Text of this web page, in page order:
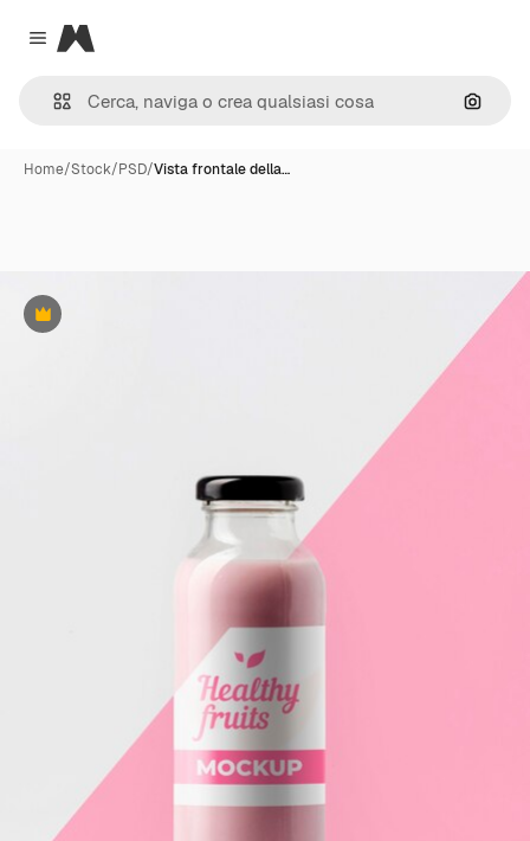
Close menu
Magnific
Cerca
Home/Stock/PSD/Vista frontale della…
Premium